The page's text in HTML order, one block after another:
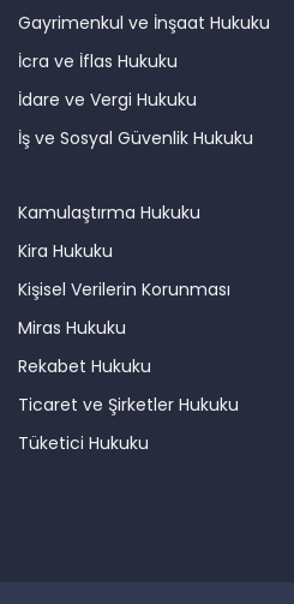
Gayrimenkul ve İnşaat Hukuku
İcra ve İflas Hukuku
İdare ve Vergi Hukuku
İş ve Sosyal Güvenlik Hukuku
Kamulaştırma Hukuku
Kira Hukuku
Kişisel Verilerin Korunması
Miras Hukuku
Rekabet Hukuku
Ticaret ve Şirketler Hukuku
Tüketici Hukuku